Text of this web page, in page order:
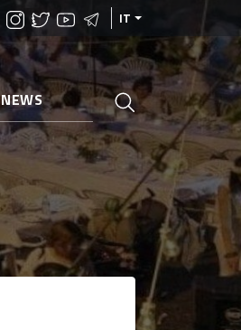
IT
NEWS